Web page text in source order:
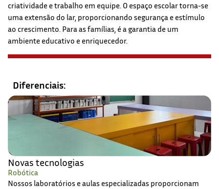
criatividade e trabalho em equipe. O espaço escolar torna-se
uma extensão do lar, proporcionando segurança e estímulo
ao crescimento. Para as famílias, é a garantia de um
ambiente educativo e enriquecedor.
Diferenciais:
Novas tecnologias
Robótica
Nossos laboratórios e aulas especializadas proporcionam